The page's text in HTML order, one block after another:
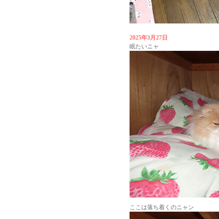
2025年3月27日
眠たいニャ
ここは落ち着くのニャン